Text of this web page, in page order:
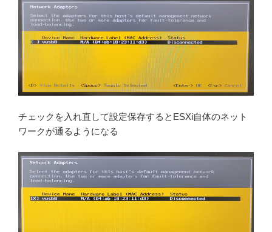
チェックを入れ直して設定保存するとESXi自体のネット
ワークが通るようになる